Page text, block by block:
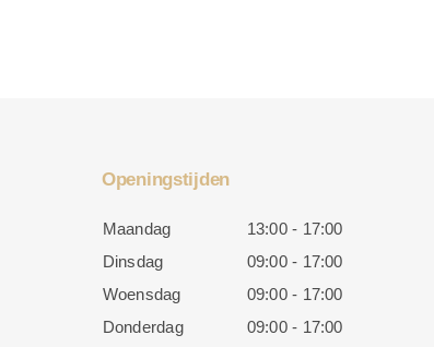
Openingstijden
Maandag
13:00 - 17:00
Dinsdag
09:00 - 17:00
Woensdag
09:00 - 17:00
Donderdag
09:00 - 17:00